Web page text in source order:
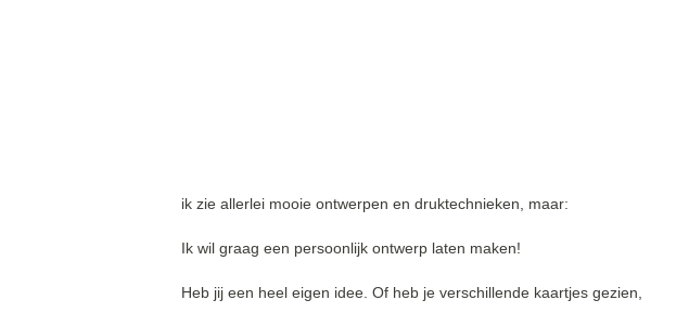
ik zie allerlei mooie ontwerpen en druktechnieken, maar:
Ik wil graag een persoonlijk ontwerp laten maken!
Heb jij een heel eigen idee. Of heb je verschillende kaartjes gezien,